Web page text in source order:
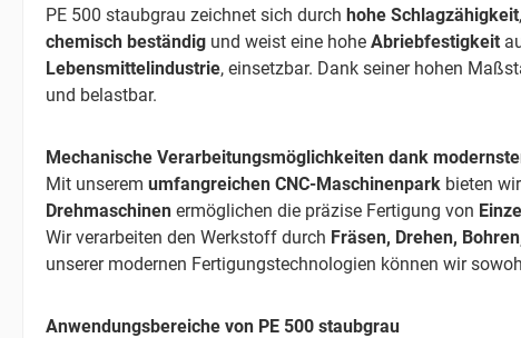
PE 500 staubgrau zeichnet sich durch hohe Schlagzähigkeit,
chemisch beständig und weist eine hohe Abriebfestigkeit
Lebensmittelindustrie, einsetzbar. Dank seiner hohen
und belastbar.
Mechanische Verarbeitungsmöglichkeiten dank
Mit unserem umfangreichen CNC-Maschinenpark bieten
Drehmaschinen ermöglichen die präzise Fertigung von
Wir verarbeiten den Werkstoff durch Fräsen, Drehen,
unserer modernen Fertigungstechnologien können wir
Anwendungsbereiche von PE 500 staubgrau